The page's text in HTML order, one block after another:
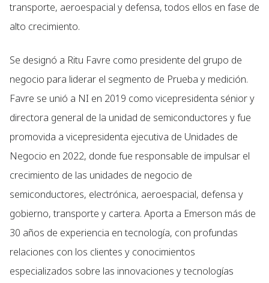
transporte, aeroespacial y defensa, todos ellos en fase de
alto crecimiento.
Se designó a Ritu Favre como presidente del grupo de
negocio para liderar el segmento de Prueba y medición.
Favre se unió a NI en 2019 como vicepresidenta sénior y
directora general de la unidad de semiconductores y fue
promovida a vicepresidenta ejecutiva de Unidades de
Negocio en 2022, donde fue responsable de impulsar el
crecimiento de las unidades de negocio de
semiconductores, electrónica, aeroespacial, defensa y
gobierno, transporte y cartera. Aporta a Emerson más de
30 años de experiencia en tecnología, con profundas
relaciones con los clientes y conocimientos
especializados sobre las innovaciones y tecnologías